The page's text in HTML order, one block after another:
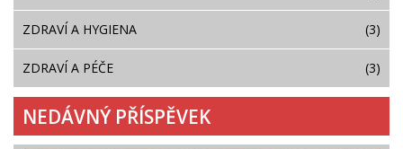
ZDRAVÍ A HYGIENA (3)
ZDRAVÍ A PÉČE (3)
NEDÁVNÝ PŘÍSPĚVEK